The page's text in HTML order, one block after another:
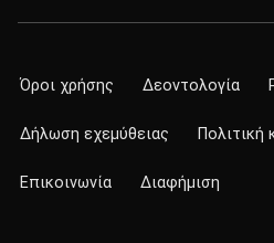
Όροι χρήσης Δεοντολογία
Δήλωση εχεμύθειας Πολιτική
Επικοινωνία Διαφήμιση